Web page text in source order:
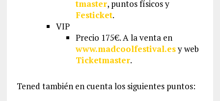
tmaster, puntos físicos y
Festicket.
VIP
Precio 175€. A la venta en
www.madcoolfestival.esy web
Ticketmaster.
Tened también en cuenta los siguientes puntos: